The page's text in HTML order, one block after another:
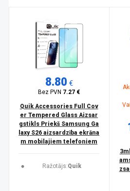
8.80 €
Bez PVN 7.27 €
Quik Accessories Full Cov
er Tempered Glass Aizsar
gstikls Priekš Samsung Ga
laxy S26 aizsardzība ekrāna
m mobilajiem telefoniem
Ražotājs:Quik